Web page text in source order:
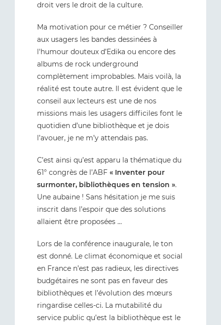
droit vers le droit de la culture.
Ma motivation pour ce métier ? Conseiller
aux usagers les bandes dessinées à
l'humour douteux d’Edika ou encore des
albums de rock underground
complètement improbables. Mais voilà, la
réalité est toute autre. Il est évident que le
conseil aux lecteurs est une de nos
missions mais les usagers difficiles font le
quotidien d’une bibliothèque et je dois
l’avouer, je ne m’y attendais pas.
C’est ainsi qu’est apparu la thématique du
61° congrès de l’ABF « Inventer pour
surmonter, bibliothèques en tension ».
Une aubaine ! Sans hésitation je me suis
inscrit dans l’espoir que des solutions
allaient être proposées …
Lors de la conférence inaugurale, le ton
est donné. Le climat économique et social
en France n’est pas radieux, les directives
budgétaires ne sont pas en faveur des
bibliothèques et l’évolution des mœurs
ringardise celles-ci. La mutabilité du
service public qu’est la bibliothèque est le